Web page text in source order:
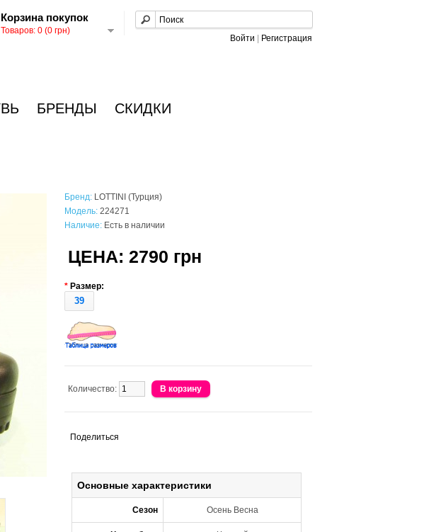
Корзина покупок
Товаров: 0 (0 грн)
Войти Регистрация
БРЕНДЫ СКИДКИ
Бренд: LOTTINI (Турция)
Модель: 224271
Наличие: Есть в наличии
ЦЕНА: 2790 грн
* Размер:
39
Количество:
Поделиться
Основные характеристики
Сезон Осень Весна